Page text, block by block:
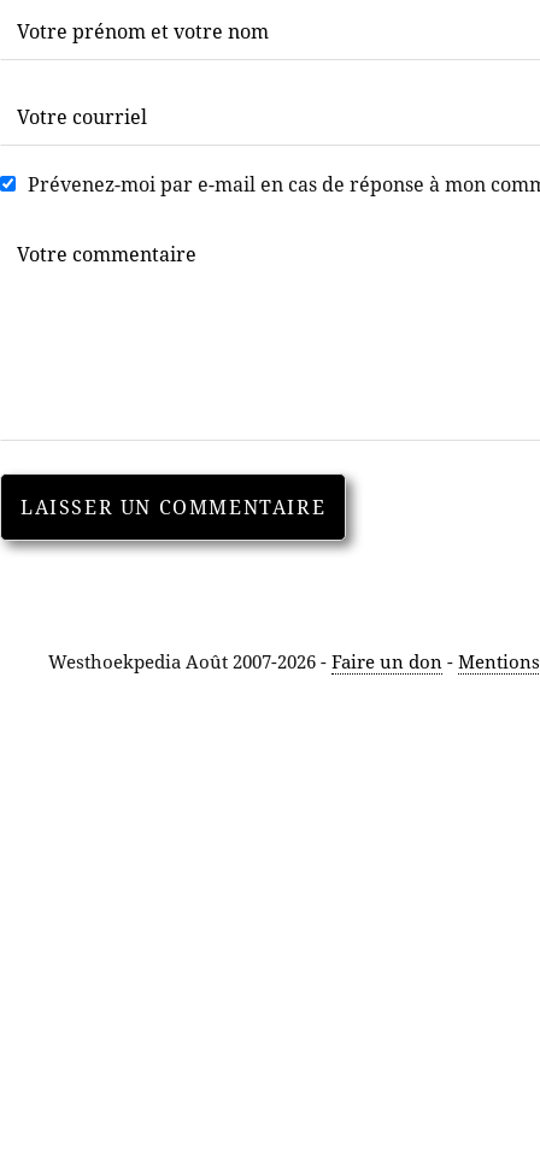
Prévenez-moi par e-mail en cas de réponse à mon
Westhoekpedia Août 2007-2026 - Faire un don-